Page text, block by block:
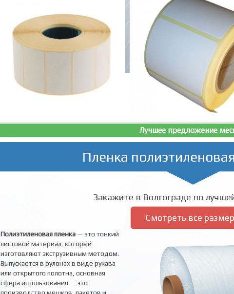
Лучшее предложение
Пленка
Закажите в Волгограде по
Смотреть все
Полиэтиленовая пленка — это тонкий
листовой материал, который
изготовляют экструзивным методом.
Выпускается в рулонах в виде рукава
или открытого полотна, основная
сфера использования — это